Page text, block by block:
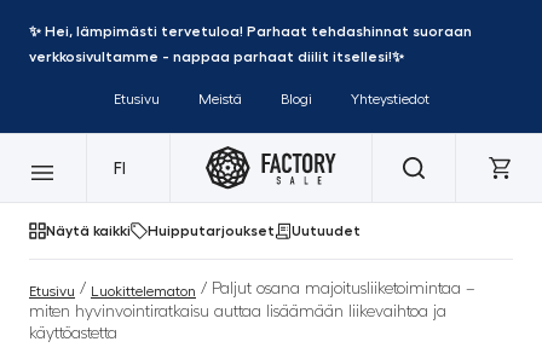
✨ Hei, lämpimästi tervetuloa! Parhaat tehdashinnat suoraan
verkkosivultamme - nappaa parhaat diilit itsellesi!✨
Etusivu Meistä Blogi Yhteystiedot
FI
Näytä kaikki Huipputarjoukset Uutuudet
Etusivu / Luokittelematon / Paljut osana majoitusliiketoimintaa –
miten hyvinvointiratkaisu auttaa lisäämään liikevaihtoa ja
käyttöastetta